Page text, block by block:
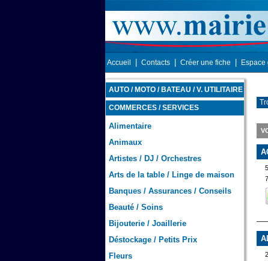
Accueil Contacts Créer une fiche
AUTO / MOTO / BATEAU / V. UTILITAIRE
COMMERCES / SERVICES
Alimentaire
Animaux
Artistes / DJ / Orchestres
Arts de la table / Linge de maison
Banques / Assurances / Conseils
Beauté / Soins
Bijouterie / Joaillerie
Déstockage / Petits Prix
Fleurs